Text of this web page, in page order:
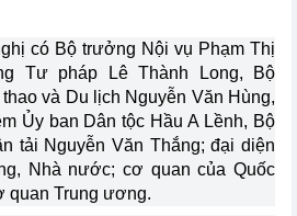
có Bộ trưởng Nội vụ Phạm Thị
Tư pháp Lê Thành Long, Bộ
và Du lịch Nguyễn Văn Hùng,
Ủy ban Dân tộc Hầu A Lềnh, Bộ
tải Nguyễn Văn Thắng; đại diện
Nhà nước; cơ quan của Quốc
quan Trung ương.